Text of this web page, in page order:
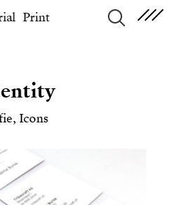
Print
Icons